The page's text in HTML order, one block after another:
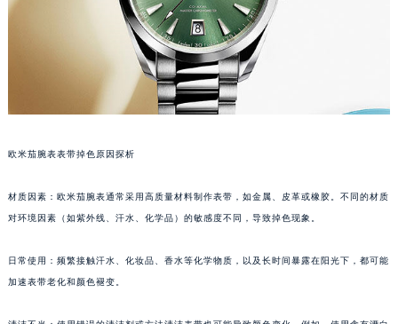
欧米茄腕表表带掉色原因探析
材质因素：欧米茄腕表通常采用高质量材料制作表带，如金属、皮革或橡胶。不同的材质
对环境因素（如紫外线、汗水、化学品）的敏感度不同，导致掉色现象。
日常使用：频繁接触汗水、化妆品、香水等化学物质，以及长时间暴露在阳光下，都可能
加速表带老化和颜色褪变。